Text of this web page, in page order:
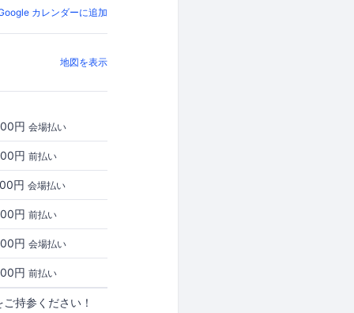
カレンダーに追加
地図を表示
円 会場払い
円 前払い
円 会場払い
円 前払い
円 会場払い
円 前払い
持参ください！